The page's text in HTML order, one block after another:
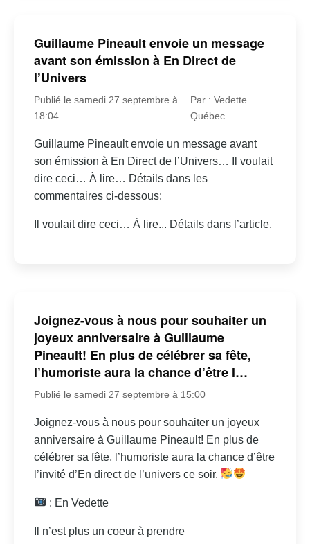
Guillaume Pineault envoie un message
avant son émission à En Direct de
l’Univers
Publié le samedi 27 septembre à
18:04
Par : Vedette
Québec
Guillaume Pineault envoie un message avant
son émission à En Direct de l’Univers… Il voulait
dire ceci… À lire… Détails dans les
commentaires ci-dessous:
Il voulait dire ceci… À lire... Détails dans l’article.
Joignez-vous à nous pour souhaiter un
joyeux anniversaire à Guillaume
Pineault! En plus de célébrer sa fête,
l’humoriste aura la chance d’être l…
Publié le samedi 27 septembre à 15:00
Joignez-vous à nous pour souhaiter un joyeux
anniversaire à Guillaume Pineault! En plus de
célébrer sa fête, l’humoriste aura la chance d’être
l’invité d’En direct de l’univers ce soir.
: En Vedette
Il n’est plus un coeur à prendre